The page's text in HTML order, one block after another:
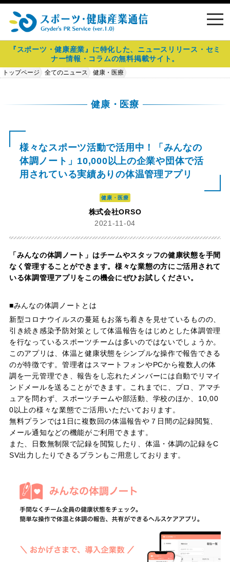
『スポーツ・健康産業』に特化した、ニュースリリース・セミ
ナー情報・コラムの無料掲載サイト。
トップページ 全てのニュース
健康・医療
健康・医療
様々なスポーツ活動で活用中！「みんなの
体調ノート」10,000以上の企業や団体で活
用されている実績ありの体温管理アプリ
健康・医療
株式会社ORSO
2021-11-04
「みんなの体調ノート」はチームやスタッフの健康状態を手間
なく管理することができます。様々な業態の方にご活用されて
いる体調管理アプリをこの機会にぜひお試しください。
■みんなの体調ノートとは
新型コロナウイルスの蔓延もお落ち着きを見せているものの、
引き続き感染予防対策として体温報告をはじめとした体調管理
を行なっているスポーツチームは多いのではないでしょうか。
このアプリは、体温と健康状態をシンプルな操作で報告できる
のが特徴です。管理者はスマートフォンやPCから複数人の体
調を一元管理でき、報告をし忘れたメンバーには自動でリマイ
ンドメールを送ることができます。これまでに、プロ、アマチ
ュアを問わず、スポーツチームや部活動、学校のほか、10,00
0以上の様々な業態でご活用いただいております。
無料プランでは1日に複数回の体温報告や７日間の記録閲覧、
メール通知などの機能がご利用できます。
また、日数無制限で記録を閲覧したり、体温・体調の記録をC
SV出力したりできるプランもご用意しております。